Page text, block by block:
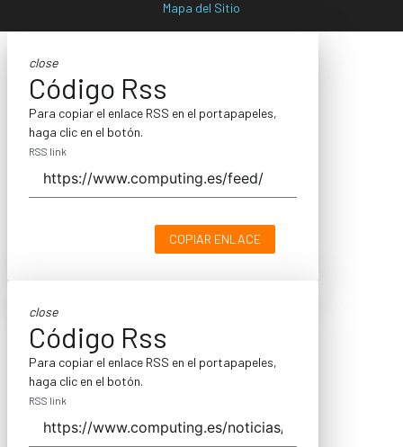
Mapa del Sitio
close
Código Rss
Para copiar el enlace RSS en el portapapeles,
haga clic en el botón.
RSS link
COPIAR ENLACE
close
Código Rss
Para copiar el enlace RSS en el portapapeles,
haga clic en el botón.
RSS link